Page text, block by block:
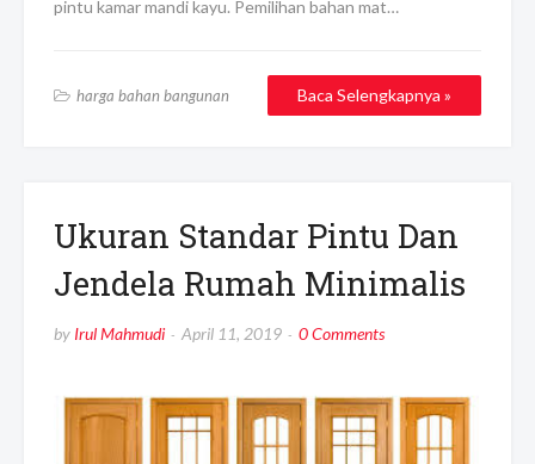
pintu kamar mandi kayu. Pemilihan bahan mat…
harga bahan bangunan Baca Selengkapnya »
Ukuran Standar Pintu Dan
Jendela Rumah Minimalis
by Irul Mahmudi April 11, 2019 0 Comments